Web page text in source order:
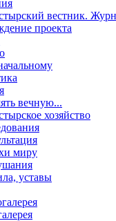
вестник.
проекта
вечную...
хозяйство
миру
уставы